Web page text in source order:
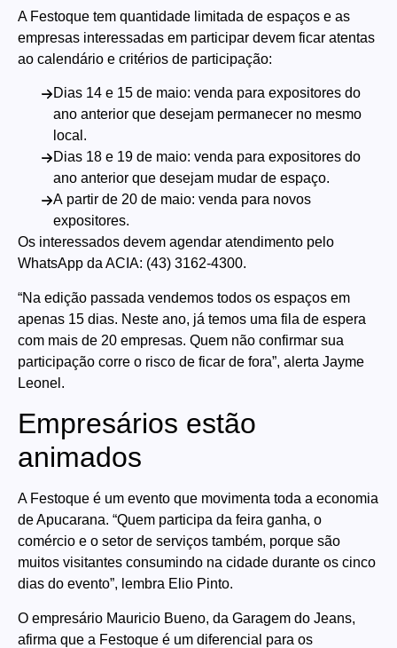
A Festoque tem quantidade limitada de espaços e as
empresas interessadas em participar devem ficar atentas
ao calendário e critérios de participação:
Dias 14 e 15 de maio: venda para expositores do
ano anterior que desejam permanecer no mesmo
local.
Dias 18 e 19 de maio: venda para expositores do
ano anterior que desejam mudar de espaço.
A partir de 20 de maio: venda para novos
expositores.
Os interessados devem agendar atendimento pelo
WhatsApp da ACIA: (43) 3162-4300.
“Na edição passada vendemos todos os espaços em
apenas 15 dias. Neste ano, já temos uma fila de espera
com mais de 20 empresas. Quem não confirmar sua
participação corre o risco de ficar de fora”, alerta Jayme
Leonel.
Empresários estão
animados
A Festoque é um evento que movimenta toda a economia
de Apucarana. “Quem participa da feira ganha, o
comércio e o setor de serviços também, porque são
muitos visitantes consumindo na cidade durante os cinco
dias do evento”, lembra Elio Pinto.
O empresário Mauricio Bueno, da Garagem do Jeans,
afirma que a Festoque é um diferencial para os